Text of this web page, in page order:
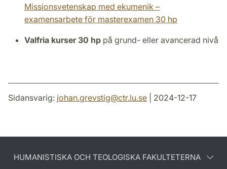
Missionsvetenskap med ekumenik –
examensarbete för masterexamen 30 hp
Valfria kurser 30 hp på grund- eller avancerad nivå
Sidansvarig: johan.grevstig@ctr.lu.se | 2024-12-17
HUMANISTISKA OCH TEOLOGISKA FAKULTETERNA